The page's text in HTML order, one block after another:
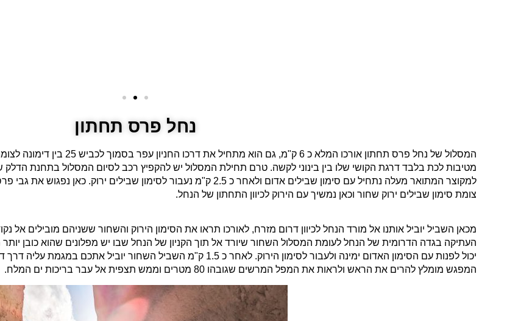
נחל פרס תחתון
המסלול של נחל פרס תחתון אורכו
מטיבות לכת בלבד דרגת הקושי שלו בין בינוני לקשה. טרם תחילת המסלול יש להקפיץ רכב לסיום המסלול בתחנת
למקוצר המתואר מעלה נתחיל עם סימון שבילים אדום ולאחר כ 2.5 ק"מ נעבור לסימון
צומת סימון שבילים ירוק שחור וכאן נמשיך עם הירוק לכיוון התחתון של הנחל.
מכאן השביל יוביל אותנו אל מורד הנחל לכיוון דרום מזרח, לאורכו תראו את הסימון הירוק והשחור ששניהם מובילים אל
העתיקה בגדה הדרומית של הנחל לעומת המסלול השחור שיורד אל תוך הקניון של הנחל שבו יש מפלונים שהוא כובן
יכול לפנות עם הסימון האדום ימינה ולעבור לסימון הירוק. לאחר כ 1.5 ק"מ השביל
המפגש מומלץ להרים את הראש ולראות את המפל המרשים שגובהו 80 מטרים וממש תצפית אל עבר בריכות ים המלח.